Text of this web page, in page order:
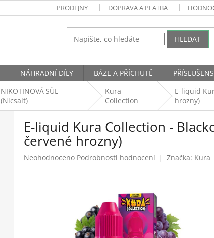
PRODEJNY DOPRAVA A PLATBA
HLEDAT
NÁHRADNÍ DÍLY BÁZE A PŘÍCHUTĚ
NIKOTINOVÁ SŮL
(Nicsalt)
Kura
Collection
E-liquid
hrozny)
E-liquid Kura Collection -
červené hrozny)
Průměrné
Neohodnoceno Podrobnosti hodnocení Značka: Kura